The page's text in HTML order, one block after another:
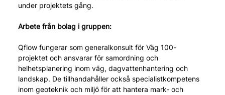
under projektets gång.
Arbete från bolag i gruppen:
Qflow fungerar som generalkonsult för Väg 100-
projektet och ansvarar för samordning och
helhetsplanering inom väg, dagvattenhantering och
landskap. De tillhandahåller också specialistkompetens
inom geoteknik och miljö för att hantera mark- och